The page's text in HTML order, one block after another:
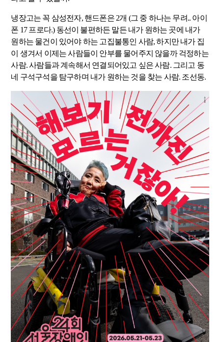
냉장고는 꼭 삼성전자, 핸드폰은 2개 (그 중 하나는 무려.. 아이
폰 17 프로다.) 동선이 불편하든 말든 내가 원하는 곳에 내가
원하는 물건이 있어야 하는 고집불통인 사람, 하지만 내가 집
이 생겨서 이제는 사람들이 안부를 물어주지 않을까 걱정하는
사람. 사람들과 계속해서 연결되어있고 싶은 사람. 그리고 동
네 구석구석을 탐구하며 내가 원하는 것을 찾는 사람. 조선동.